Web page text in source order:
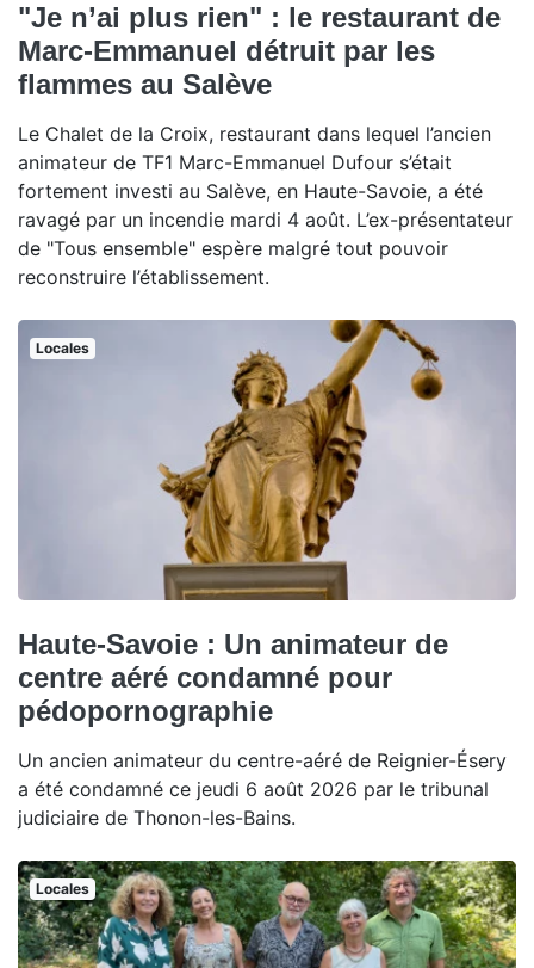
"Je n’ai plus rien" : le restaurant de
Marc-Emmanuel détruit par les
flammes au Salève
Le Chalet de la Croix, restaurant dans lequel l’ancien
animateur de TF1 Marc-Emmanuel Dufour s’était
fortement investi au Salève, en Haute-Savoie, a été
ravagé par un incendie mardi 4 août. L’ex-présentateur
de "Tous ensemble" espère malgré tout pouvoir
reconstruire l’établissement.
Locales
Haute-Savoie : Un animateur de
centre aéré condamné pour
pédopornographie
Un ancien animateur du centre-aéré de Reignier-Ésery
a été condamné ce jeudi 6 août 2026 par le tribunal
judiciaire de Thonon-les-Bains.
Locales